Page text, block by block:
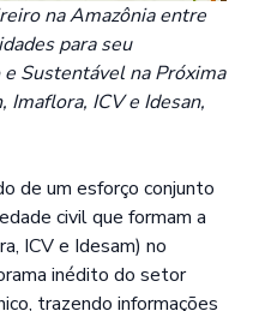
na Amazônia entre
para seu
Sustentável na Próxima
Imaflora, ICV e Idesan,
de um esforço conjunto
civil que formam a
ICV e Idesam) no
inédito do setor
trazendo informações